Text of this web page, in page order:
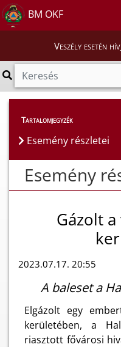
BM OKF
Veszély esetén
Esemény részletei
Tartalomjegyzék
Esemény részletei
Esemény
Gázolt
2023.07.17. 20:55
A baleset a
Elgázolt egy
kerületében, a
riasztott fővárosi